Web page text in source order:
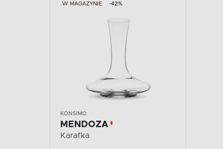
W MAGAZYNIE -42%
KONSIMO
MENDOZA
Karafka